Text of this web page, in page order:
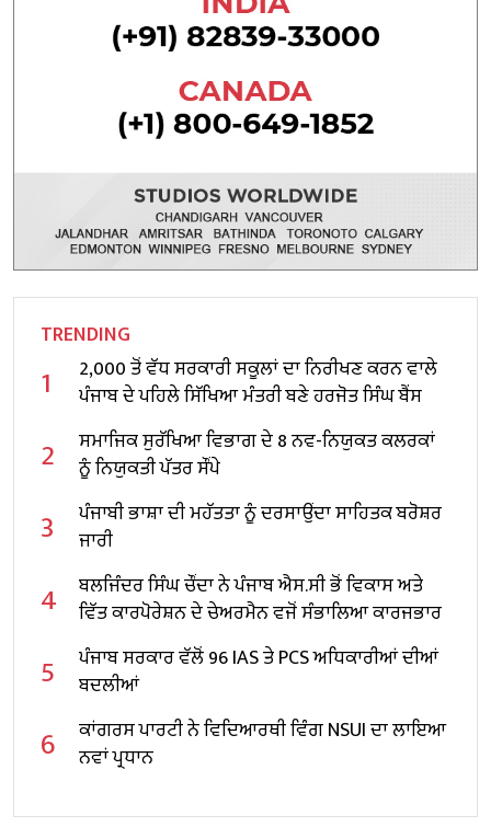
TRENDING
1
2,000 ਤੋਂ ਵੱਧ ਸਰਕਾਰੀ ਸਕੂਲਾਂ ਦਾ ਨਿਰੀਖਣ ਕਰਨ ਵਾਲੇ
ਪੰਜਾਬ ਦੇ ਪਹਿਲੇ ਸਿੱਖਿਆ ਮੰਤਰੀ ਬਣੇ ਹਰਜੋਤ ਸਿੰਘ ਬੈਂਸ
2
ਸਮਾਜਿਕ ਸੁਰੱਖਿਆ ਵਿਭਾਗ ਦੇ 8 ਨਵ-ਨਿਯੁਕਤ ਕਲਰਕਾਂ
ਨੂੰ ਨਿਯੁਕਤੀ ਪੱਤਰ ਸੌਂਪੇ
3
ਪੰਜਾਬੀ ਭਾਸ਼ਾ ਦੀ ਮਹੱਤਤਾ ਨੂੰ ਦਰਸਾਉਂਦਾ ਸਾਹਿਤਕ ਬਰੋਸ਼ਰ
ਜਾਰੀ
4
ਬਲਜਿੰਦਰ ਸਿੰਘ ਚੌਂਦਾ ਨੇ ਪੰਜਾਬ ਐਸ.ਸੀ ਭੋਂ ਵਿਕਾਸ ਅਤੇ
ਵਿੱਤ ਕਾਰਪੋਰੇਸ਼ਨ ਦੇ ਚੇਅਰਮੈਨ ਵਜੋਂ ਸੰਭਾਲਿਆ ਕਾਰਜਭਾਰ
5
ਪੰਜਾਬ ਸਰਕਾਰ ਵੱਲੋਂ 96 IAS ਤੇ PCS ਅਧਿਕਾਰੀਆਂ ਦੀਆਂ
ਬਦਲੀਆਂ
6
ਕਾਂਗਰਸ ਪਾਰਟੀ ਨੇ ਵਿਦਿਆਰਥੀ ਵਿੰਗ NSUI ਦਾ ਲਾਇਆ
ਨਵਾਂ ਪ੍ਰਧਾਨ